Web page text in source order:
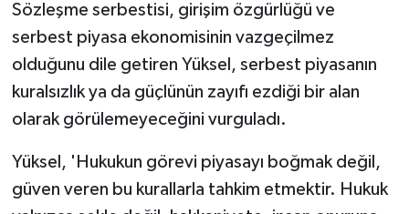
Sözleşme serbestisi, girişim özgürlüğü ve
serbest piyasa ekonomisinin vazgeçilmez
olduğunu dile getiren Yüksel, serbest piyasanın
kuralsızlık ya da güçlünün zayıfı ezdiği bir alan
olarak görülemeyeceğini vurguladı.
Yüksel, 'Hukukun görevi piyasayı boğmak değil,
güven veren bu kurallarla tahkim etmektir. Hukuk